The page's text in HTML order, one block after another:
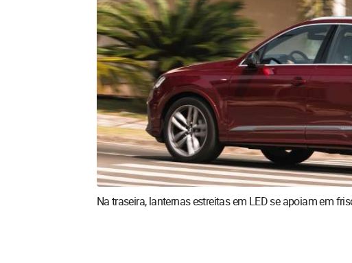
Na traseira, lanternas estreitas em LED se apoiam em